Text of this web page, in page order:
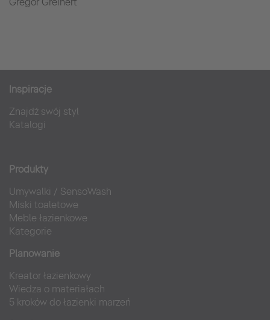
Inspiracje
Znajdź swój styl
Katalogi
Produkty
Umywalki / SensoWash
Miski toaletowe
Meble łazienkowe
Kategorie
Planowanie
Kreator łazienkowy
Wiedza o materiałach
5 kroków do łazienki marzeń